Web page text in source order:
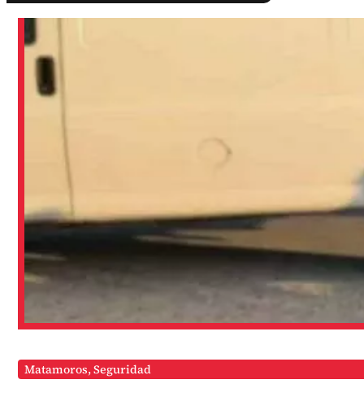
Matamoros,Seguridad